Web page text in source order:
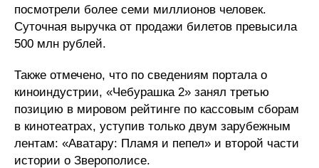
посмотрели более семи миллионов человек.
Суточная выручка от продажи билетов превысила
500 млн рублей.
Также отмечено, что по сведениям портала о
киноиндустрии, «Чебурашка 2» занял третью
позицию в мировом рейтинге по кассовым сборам
в кинотеатрах, уступив только двум зарубежным
лентам: «Аватару: Пламя и пепел» и второй части
истории о Зверополисе.